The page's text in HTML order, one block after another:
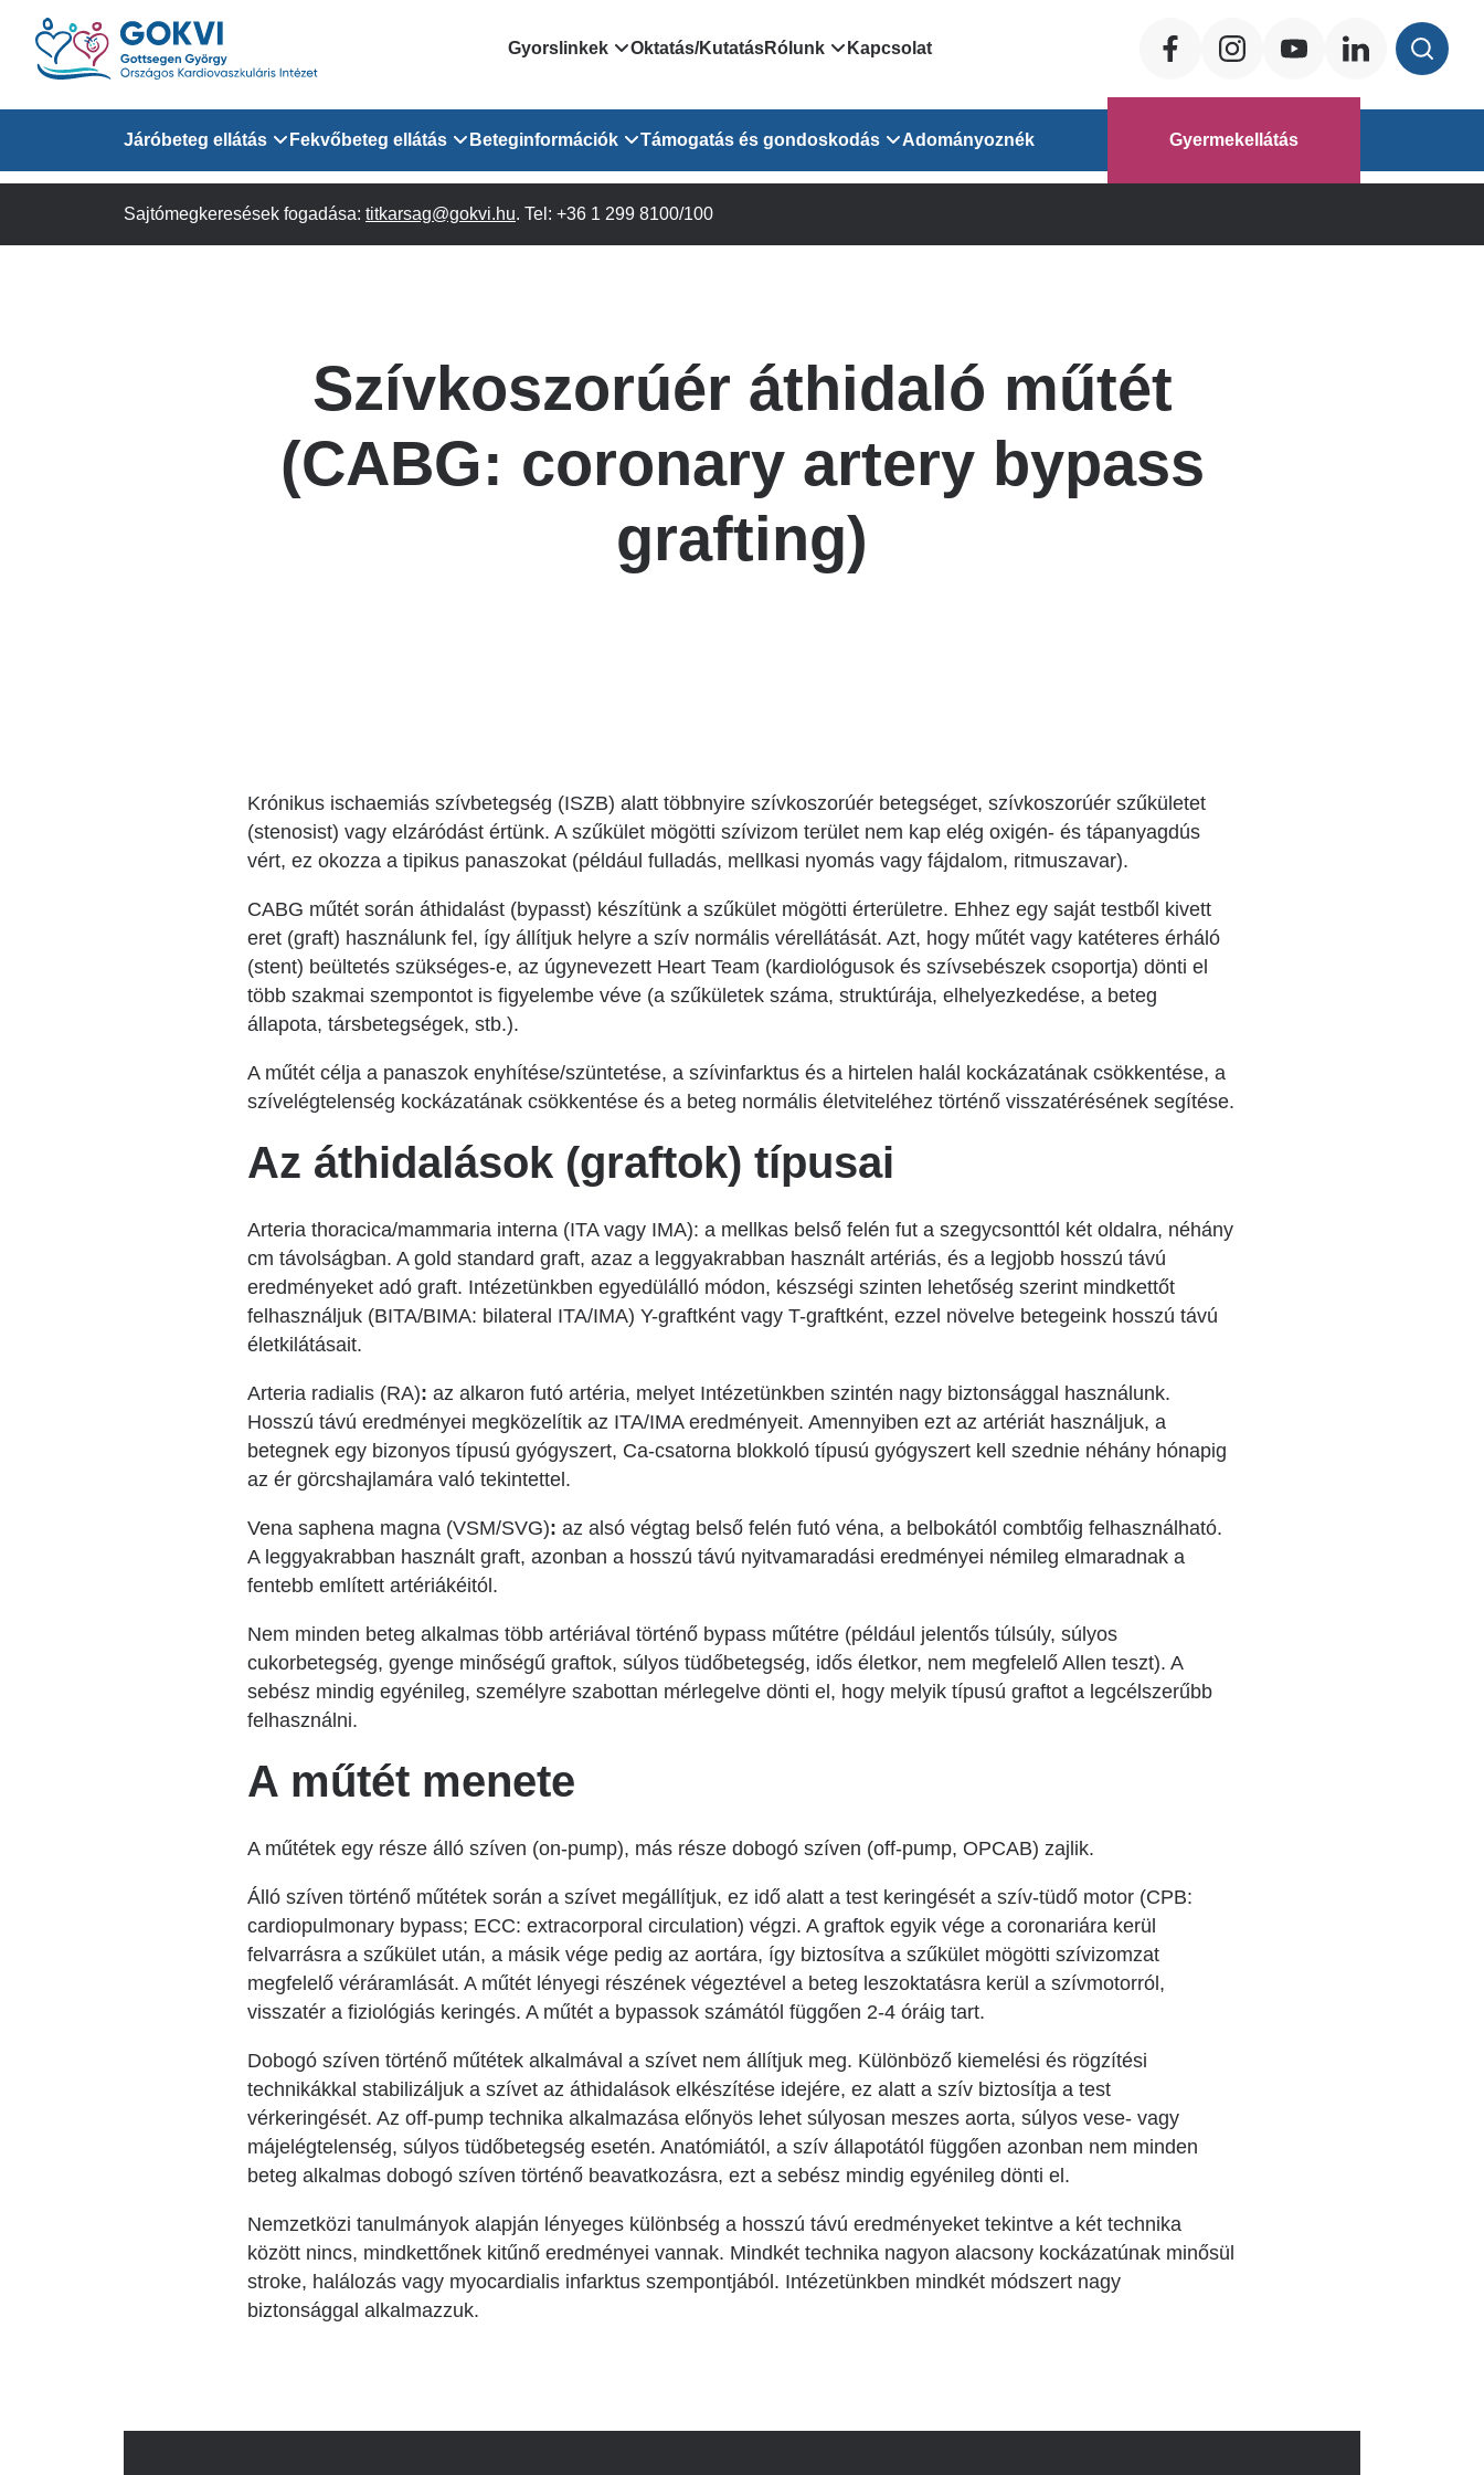
Ugrás
tartalomra
Domain
menu
for
GOKVI
Gyorslinkek
Országos Online Várólista
EESZT - Egészségablak
Egységes alapellátási ügyeleti
rendszer
Háziorvosi körzetek Pest
vármegyére vonatkozóan
Patika ügyeleti link Pest
vármegyére vonatkozóan
Oktatás/KutatásRólunk
Rendezvényeink
Egészségfejlesztő kórház
Közérdekű adatok
Kapcsolat
Social
Domain
menu
Járóbeteg ellátás
Járóbeteg Információk
Fekvőbeteg ellátás
Felnőtt Kardiológiai Osztály
Felnőtt Szív- és Érsebészet
Sürgősségi Betegellátó Osztály
Beteginformációk
Orvosaink
lekérése
kikérő lap
Támogatás és gondoskodás
Pszichológusok
felnőtt betegeinknek
Szociális munkás
Rehabilitáció Füreden
Adományoznék Gyermekellátás
Sajtómegkeresések fogadása: titkarsag@gokvi.hu. Tel: +36 1 299 8100/100
Szívkoszorúér áthidaló műtét
(CABG: coronary artery bypass
grafting)
Krónikus ischaemiás szívbetegség (ISZB) alatt többnyire szívkoszorúér betegséget, szívkoszorúér szűkületet
(stenosist) vagy elzáródást értünk. A szűkület mögötti szívizom terület nem kap elég oxigén- és tápanyagdús
vért, ez okozza a tipikus panaszokat (például fulladás, mellkasi nyomás vagy fájdalom, ritmuszavar).
CABG műtét során áthidalást (bypasst) készítünk a szűkület mögötti érterületre. Ehhez egy saját testből kivett
eret (graft) használunk fel, így állítjuk helyre a szív normális vérellátását. Azt, hogy műtét vagy katéteres érháló
(stent) beültetés szükséges-e, az úgynevezett Heart Team (kardiológusok és szívsebészek csoportja) dönti el
több szakmai szempontot is figyelembe véve (a szűkületek száma, struktúrája, elhelyezkedése, a beteg
állapota, társbetegségek, stb.).
A műtét célja a panaszok enyhítése/szüntetése, a szívinfarktus és a hirtelen halál kockázatának csökkentése, a
szívelégtelenség kockázatának csökkentése és a beteg normális életviteléhez történő visszatérésének segítése.
Az áthidalások (graftok) típusai
Arteria thoracica/mammaria interna (ITA vagy IMA): a mellkas belső felén fut a szegycsonttól két oldalra, néhány
cm távolságban. A gold standard graft, azaz a leggyakrabban használt artériás, és a legjobb hosszú távú
eredményeket adó graft. Intézetünkben egyedülálló módon, készségi szinten lehetőség szerint mindkettőt
felhasználjuk (BITA/BIMA: bilateral ITA/IMA) Y-graftként vagy T-graftként, ezzel növelve betegeink hosszú távú
életkilátásait.
Arteria radialis (RA): az alkaron futó artéria, melyet Intézetünkben szintén nagy biztonsággal használunk.
Hosszú távú eredményei megközelítik az ITA/IMA eredményeit. Amennyiben ezt az artériát használjuk, a
betegnek egy bizonyos típusú gyógyszert, Ca-csatorna blokkoló típusú gyógyszert kell szednie néhány hónapig
az ér görcshajlamára való tekintettel.
Vena saphena magna (VSM/SVG): az alsó végtag belső felén futó véna, a belbokától combtőig felhasználható.
A leggyakrabban használt graft, azonban a hosszú távú nyitvamaradási eredményei némileg elmaradnak a
fentebb említett artériákéitól.
Nem minden beteg alkalmas több artériával történő bypass műtétre (például jelentős túlsúly, súlyos
cukorbetegség, gyenge minőségű graftok, súlyos tüdőbetegség, idős életkor, nem megfelelő Allen teszt). A
sebész mindig egyénileg, személyre szabottan mérlegelve dönti el, hogy melyik típusú graftot a legcélszerűbb
felhasználni.
A műtét menete
A műtétek egy része álló szíven (on-pump), más része dobogó szíven (off-pump, OPCAB) zajlik.
Álló szíven történő műtétek során a szívet megállítjuk, ez idő alatt a test keringését a szív-tüdő motor (CPB:
cardiopulmonary bypass; ECC: extracorporal circulation) végzi. A graftok egyik vége a coronariára kerül
felvarrásra a szűkület után, a másik vége pedig az aortára, így biztosítva a szűkület mögötti szívizomzat
megfelelő véráramlását. A műtét lényegi részének végeztével a beteg leszoktatásra kerül a szívmotorról,
visszatér a fiziológiás keringés. A műtét a bypassok számától függően 2-4 óráig tart.
Dobogó szíven történő műtétek alkalmával a szívet nem állítjuk meg. Különböző kiemelési és rögzítési
technikákkal stabilizáljuk a szívet az áthidalások elkészítése idejére, ez alatt a szív biztosítja a test
vérkeringését. Az off-pump technika alkalmazása előnyös lehet súlyosan meszes aorta, súlyos vese- vagy
májelégtelenség, súlyos tüdőbetegség esetén. Anatómiától, a szív állapotától függően azonban nem minden
beteg alkalmas dobogó szíven történő beavatkozásra, ezt a sebész mindig egyénileg dönti el.
Nemzetközi tanulmányok alapján lényeges különbség a hosszú távú eredményeket tekintve a két technika
között nincs, mindkettőnek kitűnő eredményei vannak. Mindkét technika nagyon alacsony kockázatúnak minősül
stroke, halálozás vagy myocardialis infarktus szempontjából. Intézetünkben mindkét módszert nagy
biztonsággal alkalmazzuk.